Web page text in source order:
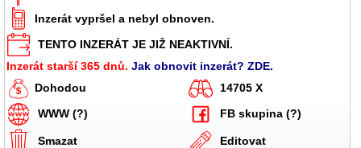
Inzerát vypršel a nebyl obnoven.
TENTO INZERÁT JE JIŽ NEAKTIVNÍ.
Inzerát starší 365 dnů. Jak obnovit inzerát? ZDE.
Dohodou
14705 X
WWW (?)
FB skupina (?)
Smazat
Editovat